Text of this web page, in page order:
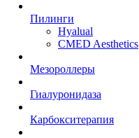
Пилинги
Hyalual
CMED Aesthetics
Мезороллеры
Гиалуронидаза
Карбокситерапия